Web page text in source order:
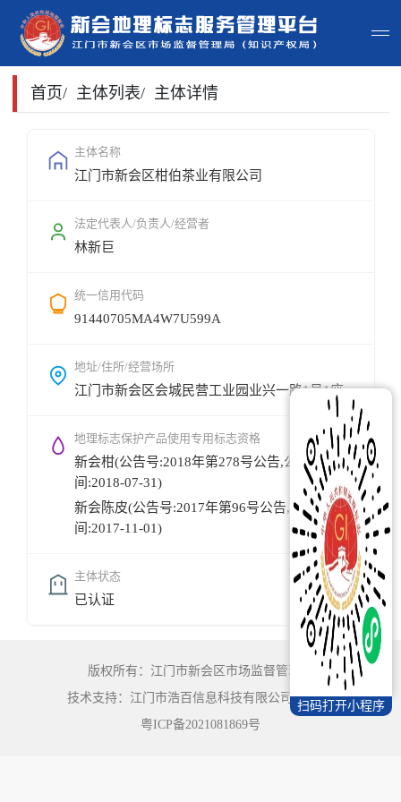
首页
政策法规
申请指南
地标地图
用户登录
首页/ 主体列表/ 主体详情
主体名称
江门市新会区柑伯茶业有限公司
法定代表人/负责人/经营者
林新巨
统一信用代码
91440705MA4W7U599A
地址/住所/经营场所
江门市新会区会城民营工业园业兴一路1号1座
地理标志保护产品使用专用标志资格
新会柑(公告号:2018年第278号公告,公告时
间:2018-07-31)
新会陈皮(公告号:2017年第96号公告,公告时
间:2017-11-01)
主体状态
已认证
扫码打开小程序
版权所有：江门市新会区市场监督管理局
技术支持：江门市浩百信息科技有限公司©2022
粤ICP备2021081869号